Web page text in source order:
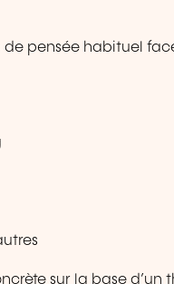
de pensée habituel
sur la base d’un